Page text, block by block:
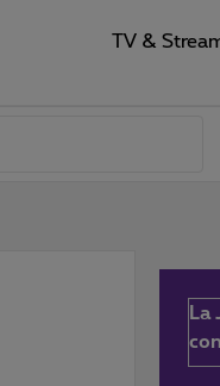
TV &
La